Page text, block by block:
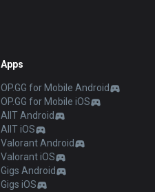
Apps
OP.GG for Mobile Android
OP.GG for Mobile iOS
AllT Android
AllT iOS
Valorant Android
Valorant iOS
Gigs Android
Gigs iOS